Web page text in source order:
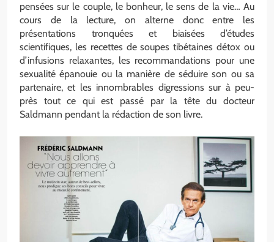
pensées sur le couple, le bonheur, le sens de la vie… Au
cours de la lecture, on alterne donc entre les
présentations tronquées et biaisées d’études
scientifiques, les recettes de soupes tibétaines détox ou
d’infusions relaxantes, les recommandations pour une
sexualité épanouie ou la manière de séduire son ou sa
partenaire, et les innombrables digressions sur à peu-
près tout ce qui est passé par la tête du docteur
Saldmann pendant la rédaction de son livre.